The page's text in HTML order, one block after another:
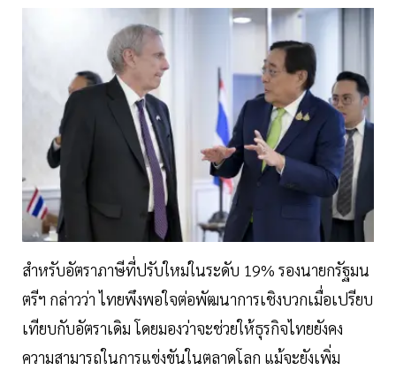
สำหรับอัตราภาษีที่ปรับใหม่ในระดับ 19% รองนายกรัฐมน
ตรีฯ กล่าวว่า ไทยพึงพอใจต่อพัฒนาการเชิงบวกเมื่อเปรียบ
เทียบกับอัตราเดิม โดยมองว่าจะช่วยให้ธุรกิจไทยยังคง
ความสามารถในการแข่งขันในตลาดโลก แม้จะยังเพิ่ม